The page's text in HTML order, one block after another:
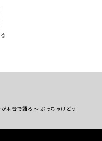
本音で語る 〜 ぶっちゃけどう